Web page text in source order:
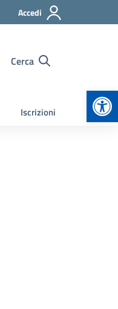
Accedi
Cerca
Iscrizioni